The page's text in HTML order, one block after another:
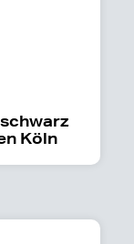
Köln